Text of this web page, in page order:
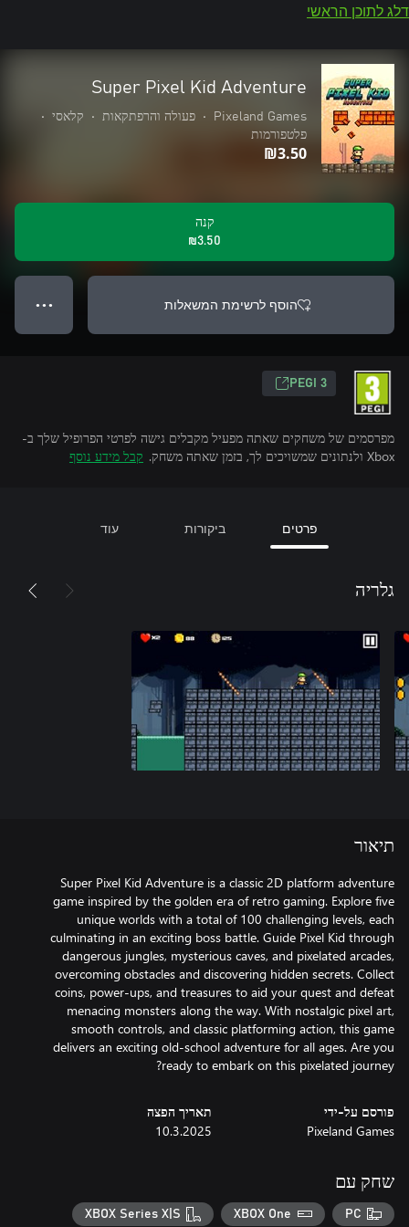
דלג לתוכן הראשי
Super Pixel Kid Adventure
Pixeland Games
• פעולה והרפתקאות • קלאסי
•
פלטפורמות
‪₪‎3.50‬
קנה
‪₪‎3.50‬
הוסף לרשימת המשאלות ● ● ●
PEGI 3
מפרסמים של משחקים שאתה מפעיל מקבלים גישה לפרטי הפרופיל שלך ב-
Xbox ולנתונים שמשויכים לך, בזמן שאתה משחק.
קבל מידע נוסף
פרטים ביקורות עוד
גלריה
תיאור
Super Pixel Kid Adventure is a classic 2D platform adventure
game inspired by the golden era of retro gaming. Explore five
unique worlds with a total of 100 challenging levels, each
culminating in an exciting boss battle. Guide Pixel Kid through
dangerous jungles, mysterious caves, and pixelated arcades,
overcoming obstacles and discovering hidden secrets. Collect
coins, power-ups, and treasures to aid your quest and defeat
menacing monsters along the way. With nostalgic pixel art,
smooth controls, and classic platforming action, this game
delivers an exciting old-school adventure for all ages. Are you
ready to embark on this pixelated journey?
פורסם על-ידי
Pixeland Games
תאריך הפצה
10.3.2025
שחק עם
PC
XBOX One
XBOX Series X|S